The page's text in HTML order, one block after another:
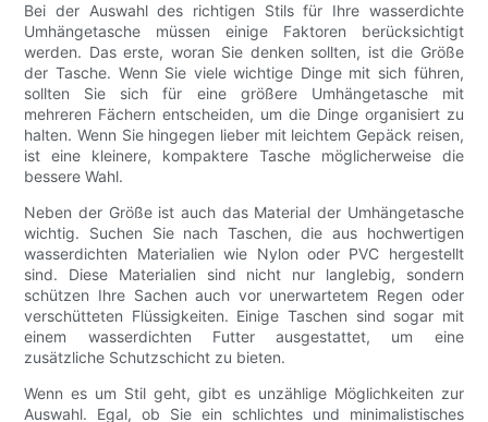
Bei der Auswahl des richtigen Stils für Ihre wasserdichte
Umhängetasche müssen einige Faktoren berücksichtigt
werden. Das erste, woran Sie denken sollten, ist die Größe
der Tasche. Wenn Sie viele wichtige Dinge mit sich führen,
sollten Sie sich für eine größere Umhängetasche mit
mehreren Fächern entscheiden, um die Dinge organisiert zu
halten. Wenn Sie hingegen lieber mit leichtem Gepäck reisen,
ist eine kleinere, kompaktere Tasche möglicherweise die
bessere Wahl.
Neben der Größe ist auch das Material der Umhängetasche
wichtig. Suchen Sie nach Taschen, die aus hochwertigen
wasserdichten Materialien wie Nylon oder PVC hergestellt
sind. Diese Materialien sind nicht nur langlebig, sondern
schützen Ihre Sachen auch vor unerwartetem Regen oder
verschütteten Flüssigkeiten. Einige Taschen sind sogar mit
einem wasserdichten Futter ausgestattet, um eine
zusätzliche Schutzschicht zu bieten.
Wenn es um Stil geht, gibt es unzählige Möglichkeiten zur
Auswahl. Egal, ob Sie ein schlichtes und minimalistisches